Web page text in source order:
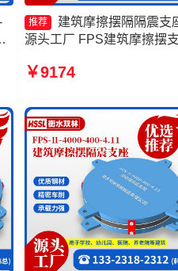
推荐
建筑摩擦摆隔隔震支
源头工厂 FPS建筑摩擦摆
400-4.11源头工厂 摩擦摆
产厂家
￥9174